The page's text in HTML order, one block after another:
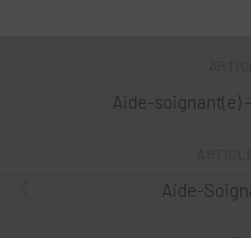
Aide-soignant(e)
Aide-